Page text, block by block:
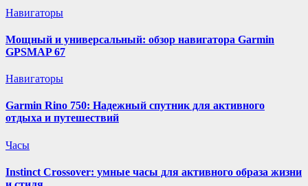
Навигаторы
Мощный и универсальный: обзор навигатора Garmin
GPSMAP 67
Навигаторы
Garmin Rino 750: Надежный спутник для активного
отдыха и путешествий
Часы
Instinct Crossover: умные часы для активного образа жизни